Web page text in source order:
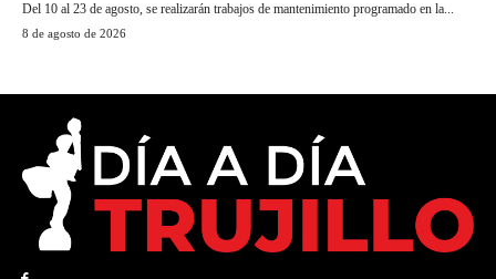
Del 10 al 23 de agosto, se realizarán trabajos de mantenimiento programado en la...
8 de agosto de 2026